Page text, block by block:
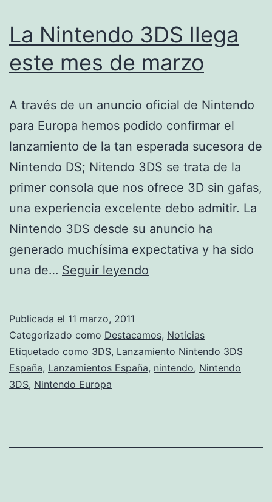
La Nintendo 3DS llega
este mes de marzo
A través de un anuncio oficial de Nintendo
para Europa hemos podido confirmar el
lanzamiento de la tan esperada sucesora de
Nintendo DS; Nitendo 3DS se trata de la
primer consola que nos ofrece 3D sin gafas,
una experiencia excelente debo admitir. La
Nintendo 3DS desde su anuncio ha
generado muchísima expectativa y ha sido
una de… Seguir leyendo
llega
este
mes
Publicada el 11 marzo, 2011
Categorizado como Destacamos, Noticias
Etiquetado como 3DS, Lanzamiento Nintendo 3DS
España, Lanzamientos España, nintendo, Nintendo
3DS, Nintendo Europa